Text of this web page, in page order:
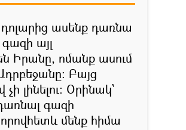
ասենք դառնա
այլ
Իրանը, ոմանք ասում
Բայց
լինելու։ Օրինակ`
գազի
մենք հիմա